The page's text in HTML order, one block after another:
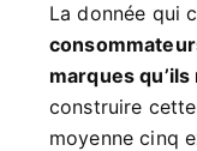
La donnée qui
marques
construire
moyenne cinq